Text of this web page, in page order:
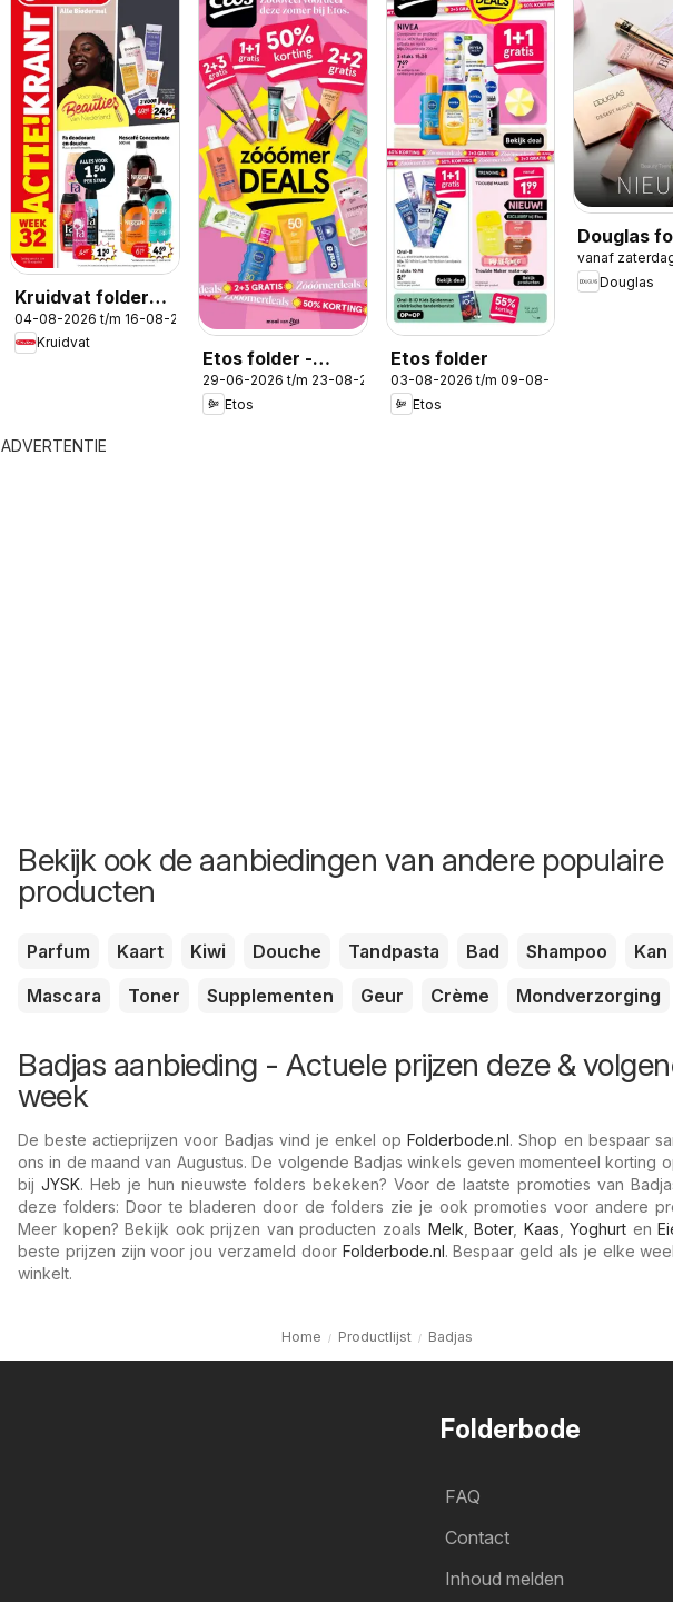
Kruidvat folder
week 32
04-08-2026 t/m 16-08-2026
Kruidvat
Etos folder -
Zomer
29-06-2026 t/m 23-08-2026
Etos
Etos folder
03-08-2026 t/m 09-08-2026
Etos
Douglas
vanaf
Douglas
ADVERTENTIE
Bekijk ook de aanbiedingen van andere populaire
producten
Parfum Kaart Kiwi Douche Tandpasta Bad Shampoo
Kan
Mascara
Toner Supplementen Geur Crème Mondverzorging
Badjas aanbieding - Actuele prijzen deze &
week
De beste actieprijzen voor Badjas vind je enkel opFolderbode.nl. Shop en bespaar
ons in de maand van Augustus. De volgende Badjas winkels geven momenteel korting
bij JYSK. Heb je hun nieuwste folders bekeken? Voor de laatste promoties van
deze folders: Door te bladeren door de folders zie je ook promoties voor andere
Meer kopen? Bekijk ook prijzen van producten zoals Melk ,Boter, Kaas ,Yoghurt en
beste prijzen zijn voor jou verzameld door Folderbode.nl. Bespaar geld als je elke
winkelt.
Home Productlijst Badjas
Folderbode
FAQ
Contact
Inhoud melden